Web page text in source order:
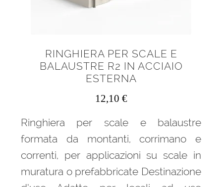
RINGHIERA PER SCALE E
BALAUSTRE R2 IN ACCIAIO
ESTERNA
12,10 €
Ringhiera per scale e balaustre
formata da montanti, corrimano e
correnti, per applicazioni su scale in
muratura o prefabbricate Destinazione